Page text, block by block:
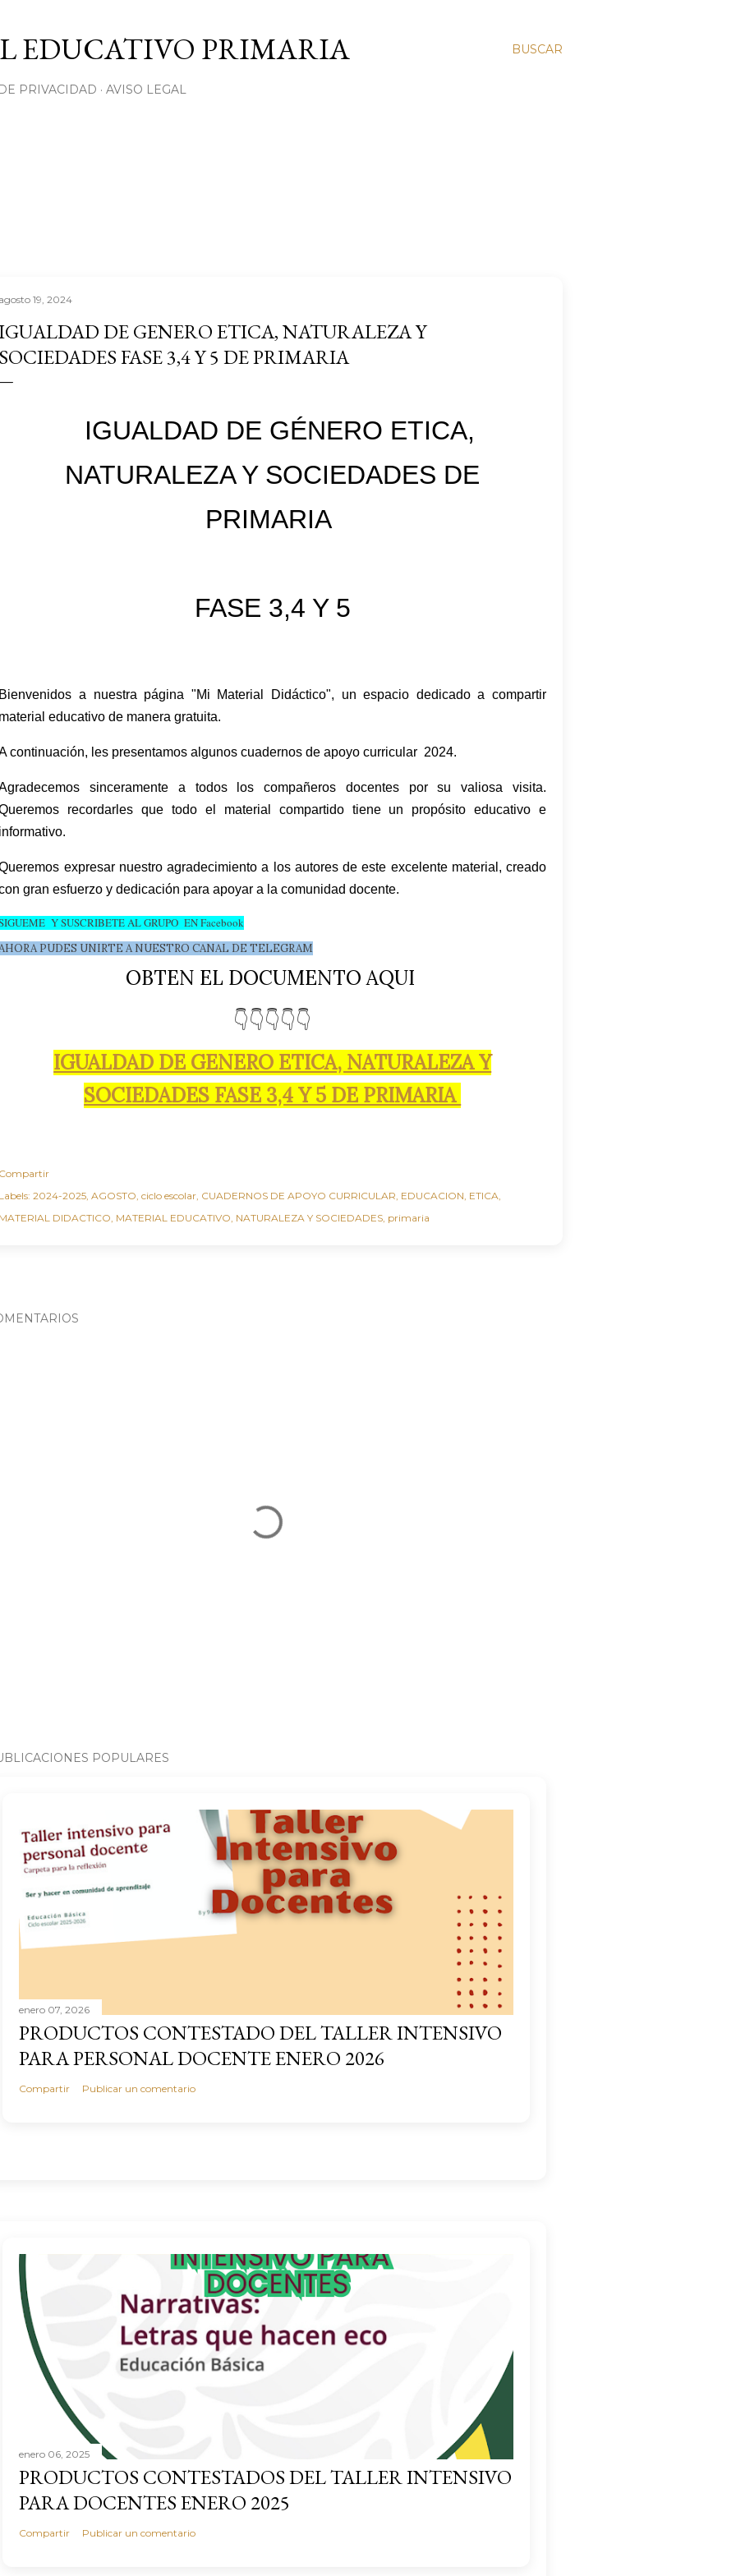
BUSCAR
EDUCATIVO PRIMARIA
PRIVACIDAD AVISO LEGAL
19, 2024
DE GENERO ETICA, NATURALEZA Y
FASE 3,4 Y 5 DE PRIMARIA
IGUALDAD DE GÉNERO ETICA,
NATURALEZA Y SOCIEDADES DE
PRIMARIA
FASE 3,4 Y 5
a nuestra página "Mi Material Didáctico", un espacio dedicado a compartir
educativo de manera gratuita.
continuación, les presentamos algunos cuadernos de apoyo curricular 2024.
sinceramente a todos los compañeros docentes por su valiosa visita.
recordarles que todo el material compartido tiene un propósito educativo e
expresar nuestro agradecimiento a los autores de este excelente material, creado
gran esfuerzo y dedicación para apoyar a la comunidad docente.
Y SUSCRIBETE AL GRUPO EN Facebook
PUDES UNIRTE A NUESTRO CANAL DE TELEGRAM
OBTEN EL DOCUMENTO AQUI
👇👇👇👇👇
IGUALDAD DE GENERO ETICA, NATURALEZA Y
SOCIEDADES FASE 3,4 Y 5 DE PRIMARIA
2024-2025 AGOSTO ciclo escolar CUADERNOS DE APOYO CURRICULAR EDUCACION ETICA
DIDACTICO MATERIAL EDUCATIVO NATURALEZA Y SOCIEDADES primaria
POPULARES
enero 07, 2026
PRODUCTOS CONTESTADO DEL TALLER INTENSIVO
PARA PERSONAL DOCENTE ENERO 2026
Compartir Publicar un comentario
enero 06, 2025
PRODUCTOS CONTESTADOS DEL TALLER INTENSIVO
PARA DOCENTES ENERO 2025
Compartir Publicar un comentario